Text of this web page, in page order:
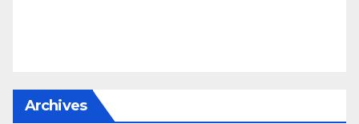
Archives